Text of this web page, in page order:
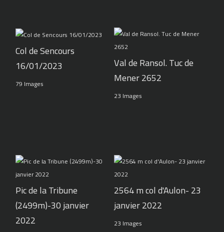
Col de Sencours
16/01/2023
79 Images
Val de Ransol. Tuc de
Mener 2652
23 Images
Pic de la Tribune
(2499m)-30 janvier
2022
2564 m col d'Aulon- 23
janvier 2022
23 Images